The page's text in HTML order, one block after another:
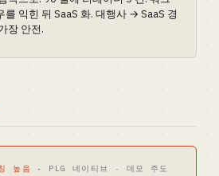
를 익힌 뒤 SaaS 화. 대행사 → SaaS 경
장 안전.
높음 · PLG 네이티브 · 데모 주도